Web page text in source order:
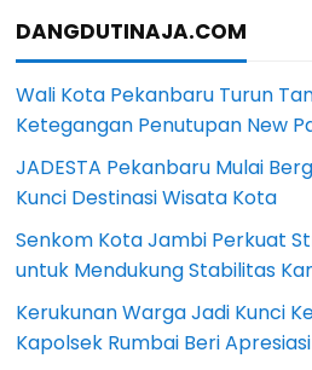
DANGDUTINAJA.COM
Wali Kota Pekanbaru Turun
Ketegangan Penutupan New
JADESTA Pekanbaru Mulai
Kunci Destinasi Wisata Kota
Senkom Kota Jambi Perkuat
untuk Mendukung Stabilitas
Kerukunan Warga Jadi Kunci
Kapolsek Rumbai Beri Apresiasi